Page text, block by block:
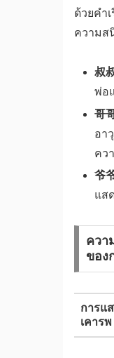
ด้วยคำ
ความส
叔
พ่อ
哥
อา
คว
爷
แส
ควา
ของ
การแ
เคาร